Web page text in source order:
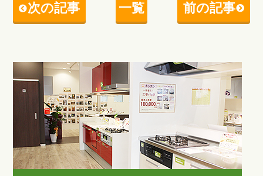
次の記事 一覧 前の記事